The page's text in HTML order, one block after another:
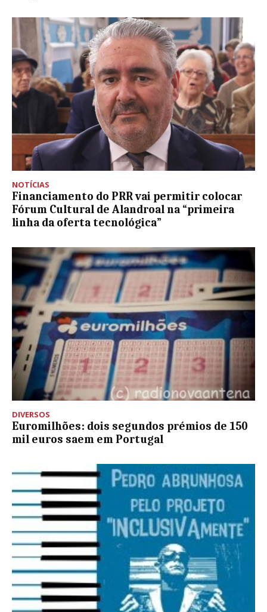
NOTÍCIAS
Financiamento do PRR vai permitir colocar
Fórum Cultural de Alandroal na “primeira
linha da oferta tecnológica”
DIVERSOS
Euromilhões: dois segundos prémios de 150
mil euros saem em Portugal